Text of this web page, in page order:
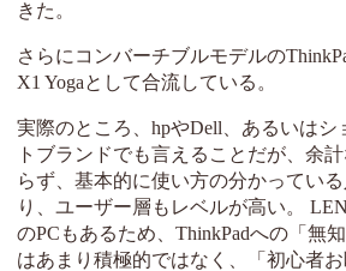
きた。
さらにコンバーチブルモデルの
X1 Yogaとして合流している。
実際のところ、hpやDell、あるいはシ
トブランドでも言えることだが、余
らず、基本的に使い方の分かってい
り、ユーザー層もレベルが高い。
のPCもあるため、ThinkPadへの「無
はあまり積極的ではなく、「初心者